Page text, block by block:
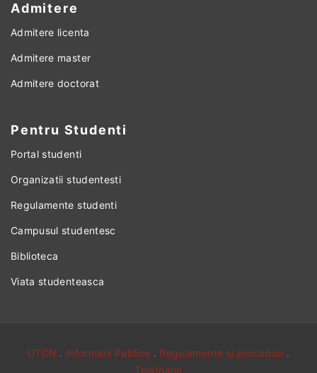
Admitere
Admitere licenta
Admitere master
Admitere doctorat
Pentru Studenti
Portal studenti
Organizatii studentesti
Regulamente studenti
Campusul studentesc
Biblioteca
Viata studenteasca
UTCN . Informatii Publice . Regulamente si proceduri .
Telefoane